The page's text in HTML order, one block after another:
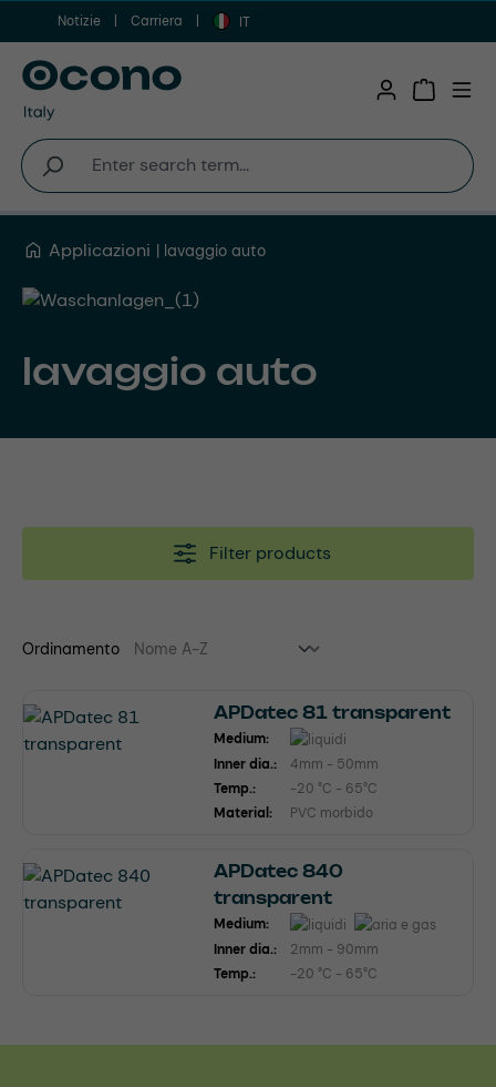
Vai al contenuto principale
Notizie Carriera IT
Applicazioni lavaggio auto
lavaggio auto
Filter products
Ordinamento
APDatec 81 transparent
Medium:
Inner dia.:
4mm - 50mm
Temp.:
-20 °C - 65°C
Material:
PVC morbido
APDatec 840
transparent
Medium:
Inner dia.:
2mm - 90mm
Temp.:
-20 °C - 65°C